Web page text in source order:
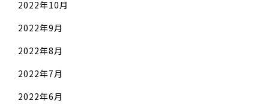
2022年10月
2022年9月
2022年8月
2022年7月
2022年6月